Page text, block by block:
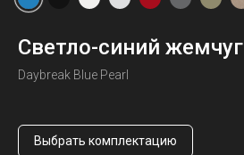
Светло-синий жемчуг
Daybreak Blue Pearl
Выбрать комплектацию